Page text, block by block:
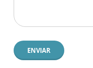
ENVIAR